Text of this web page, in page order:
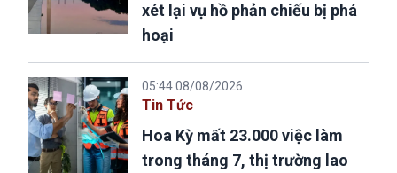
xét lại vụ hồ phản chiếu bị phá
hoại
05:44 08/08/2026
Tin Tức
Hoa Kỳ mất 23.000 việc làm
trong tháng 7, thị trường lao